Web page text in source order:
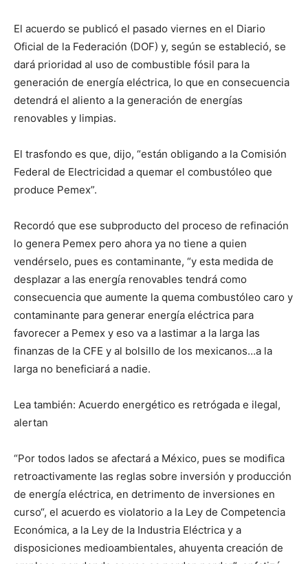
El acuerdo se publicó el pasado viernes en el Diario
Oficial de la Federación (DOF) y, según se estableció, se
dará prioridad al uso de combustible fósil para la
generación de energía eléctrica, lo que en consecuencia
detendrá el aliento a la generación de energías
renovables y limpias.
El trasfondo es que, dijo, “están obligando a la Comisión
Federal de Electricidad a quemar el combustóleo que
produce Pemex”.
Recordó que ese subproducto del proceso de refinación
lo genera Pemex pero ahora ya no tiene a quien
vendérselo, pues es contaminante, “y esta medida de
desplazar a las energía renovables tendrá como
consecuencia que aumente la quema combustóleo caro y
contaminante para generar energía eléctrica para
favorecer a Pemex y eso va a lastimar a la larga las
finanzas de la CFE y al bolsillo de los mexicanos…a la
larga no beneficiará a nadie.
Lea también: Acuerdo energético es retrógada e ilegal,
alertan
“Por todos lados se afectará a México, pues se modifica
retroactivamente las reglas sobre inversión y producción
de energía eléctrica, en detrimento de inversiones en
curso“, el acuerdo es violatorio a la Ley de Competencia
Económica, a la Ley de la Industria Eléctrica y a
disposiciones medioambientales, ahuyenta creación de